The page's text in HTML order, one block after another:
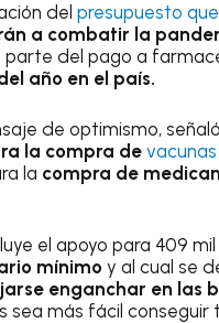
del presupuesto
a combatir la
parte del pago a
año en el país.
de optimismo,
la compra de
la compra de
el apoyo para 409
mínimo y al cual se
enganchar en las
sea más fácil conseguir